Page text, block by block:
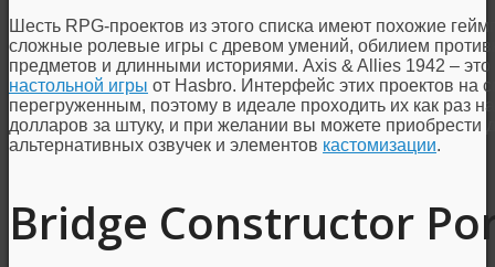
Шесть RPG-проектов из этого списка имеют похожие
сложные ролевые игры с древом умений, обилием
предметов и длинными историями. Axis & Allies 1942 –
настольной игры от Hasbro. Интерфейс этих проектов на
перегруженным, поэтому в идеале проходить их как раз
долларов за штуку, и при желании вы можете приобрести
альтернативных озвучек и элементов кастомизации.
Bridge Constructor